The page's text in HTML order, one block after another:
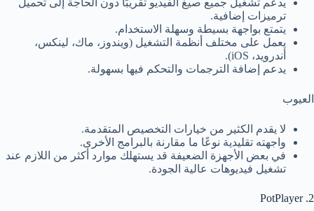
ترميزات إضافية.
يتمتع بواجهة بسيطة وسهلة الاستخدام.
يعمل على مختلف أنظمة التشغيل (ويندوز، ماك، لينكس،
أندرويد، iOS).
يدعم إضافة الترجمات والتحكم فيها بسهولة.
العيوب
لا يقدم الكثير من خيارات التخصيص المتقدمة.
واجهته تقليدية نوعًا ما مقارنة بالبرامج الأخرى.
في بعض الأجهزة الضعيفة قد يستهلك موارد أكثر من اللازم عند
تشغيل فيديوهات عالية الجودة.
2. PotPlayer